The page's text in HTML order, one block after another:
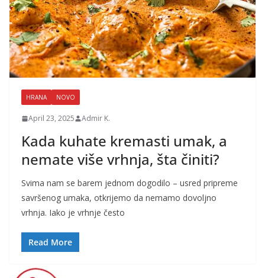
HRANA NOVO
April 23, 2025 Admir K.
Kada kuhate kremasti umak, a
nemate više vrhnja, šta činiti?
Svima nam se barem jednom dogodilo – usred pripreme
savršenog umaka, otkrijemo da nemamo dovoljno
vrhnja. Iako je vrhnje često
Read More